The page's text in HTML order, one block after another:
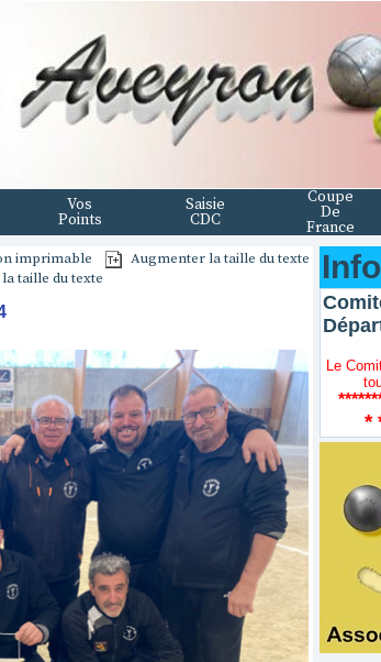
Vos
Points
Saisie
CDC
Coupe
De
France
imprimable
Augmenter la taille du texte
taille du texte
Info
Le
*